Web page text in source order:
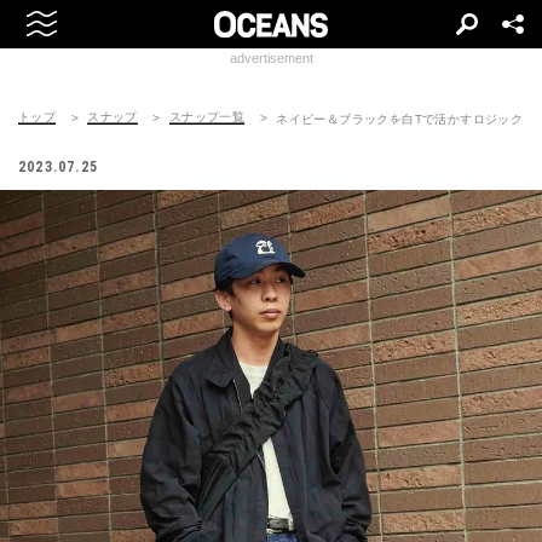
advertisement
トップ スナップ スナップ一覧 ネイビー＆ブラックを白Tで活かすロジック
2023.07.25